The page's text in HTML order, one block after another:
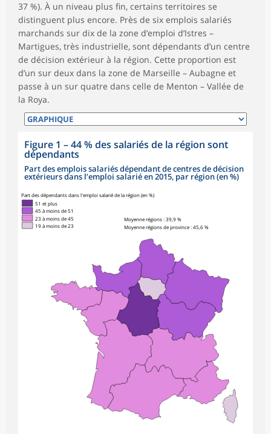
37 %). À un niveau plus fin, certains territoires se
distinguent plus encore. Près de six emplois salariés
marchands sur dix de la zone d’emploi d’Istres –
Martigues, très industrielle, sont dépendants d’un centre
de décision extérieur à la région. Cette proportion est
d’un sur deux dans la zone de Marseille – Aubagne et
passe à un sur quatre dans celle de Menton – Vallée de
la Roya.
Figure 1 –44 % des salariés de la région sont
dépendants
Part des emplois salariés dépendant de centres de décision
extérieurs dans l’emploi salarié en 2015, par région (en %)
Part des dépendants dans l'emploi salarié de la région (en %)
19 à moins de 23
23 à moins de 45
45 à moins de 51
51 et plus
Moyenne régions : 39,9 %
Moyenne régions de province : 45,6 %